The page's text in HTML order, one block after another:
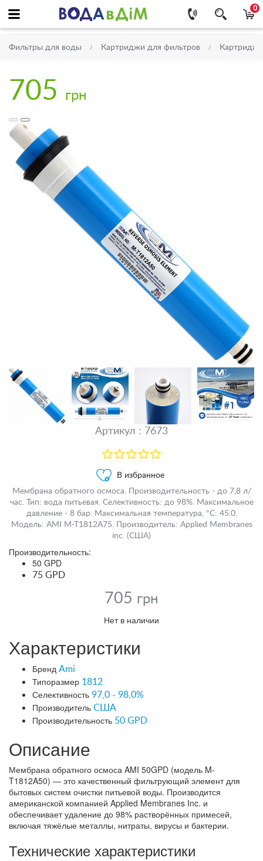
0
Фильтры для воды Картриджи для фильтров
705 грн
Артикул : 7673
В избранное
Мембрана обратного осмоса. Производительность - до 7,8 л/
час. Тип: вода питьевая. Селективность: до 98%. Максимальное
давление - 8 бар. Максимальная температура, °C: 45.0.
Модель: AMI M-T1812A75. Производитель: Applied Membranes
inc. (США)
Производительность:
50 GPD
75 GPD
705 грн
Нет в наличии
Характеристики
Бренд Ami
Типоразмер 1812
Селективность 97,0 - 98,0%
Производитель США
Производительность 50 GPD
Описание
Мембрана обратного осмоса AMI 50GPD (модель M-
T1812A50) — это качественный фильтрующий элемент для
бытовых систем очистки питьевой воды. Производится
американской компанией Applied Membranes Inc. и
обеспечивает удаление до 98% растворённых примесей,
включая тяжёлые металлы, нитраты, вирусы и бактерии.
Технические характеристики